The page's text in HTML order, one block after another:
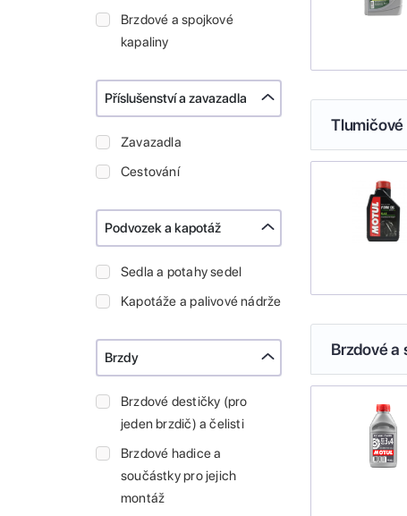
Brzdové a spojkové
kapaliny
Příslušenství a zavazadla
Zavazadla
Cestování
Podvozek a kapotáž
Sedla a potahy sedel
Kapotáže a palivové nádrže
Brzdy
Brzdové destičky (pro
jeden brzdič) a čelisti
Brzdové hadice a
součástky pro jejich
montáž
Tlumičové
Brzdové a